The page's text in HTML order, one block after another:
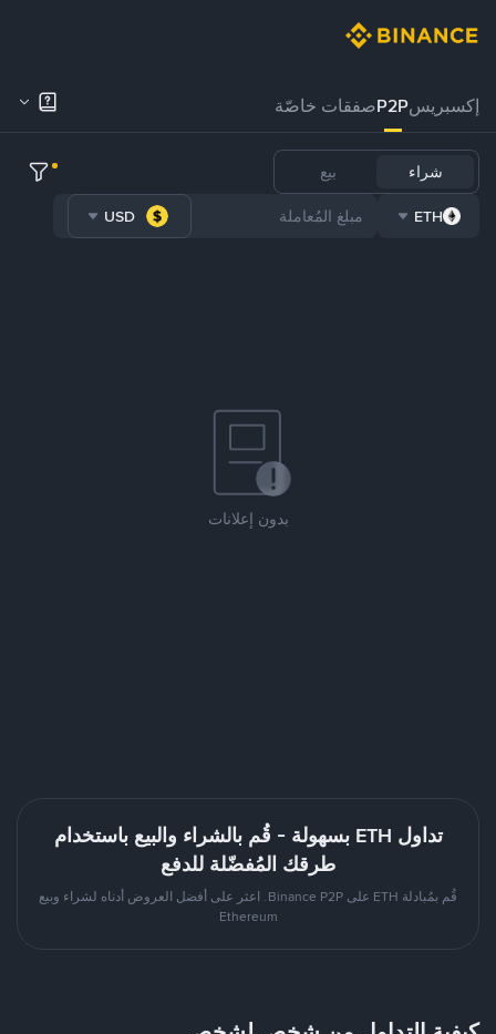
إكسبريسP2Pصفقات خاصّة
شراء بيع
ETH
USD
بدون إعلانات
تداول ETH بسهولة - قُم بالشراء والبيع باستخدام
طرقك المُفضّلة للدفع
قُم بمُبادلة ETH على Binance P2P. اعثر على أفضل العروض أدناه لشراء وبيع
Ethereum